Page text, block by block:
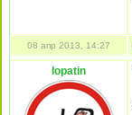
08 апр 2013, 14:27
lopatin